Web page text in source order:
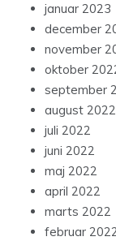
januar 2023
december
november
oktober
september
august 2022
juli 2022
juni 2022
maj 2022
april 2022
marts 2022
februar